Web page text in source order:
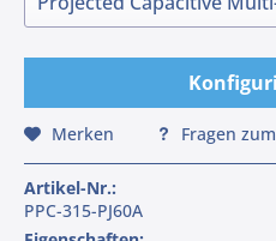
Merken Fragen
Artikel-Nr.:
PPC-315-PJ60A